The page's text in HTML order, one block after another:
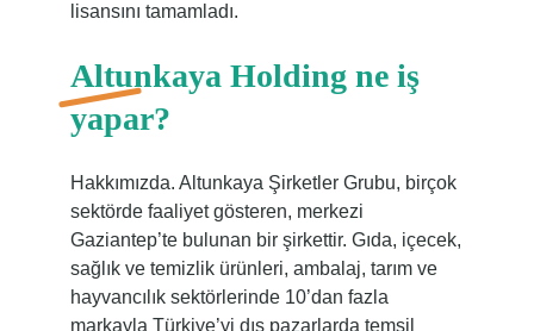
lisansını tamamladı.
Altunkaya Holding ne iş
yapar?
Hakkımızda. Altunkaya Şirketler Grubu, birçok
sektörde faaliyet gösteren, merkezi
Gaziantep’te bulunan bir şirkettir. Gıda, içecek,
sağlık ve temizlik ürünleri, ambalaj, tarım ve
hayvancılık sektörlerinde 10’dan fazla
markayla Türkiye’yi dış pazarlarda temsil